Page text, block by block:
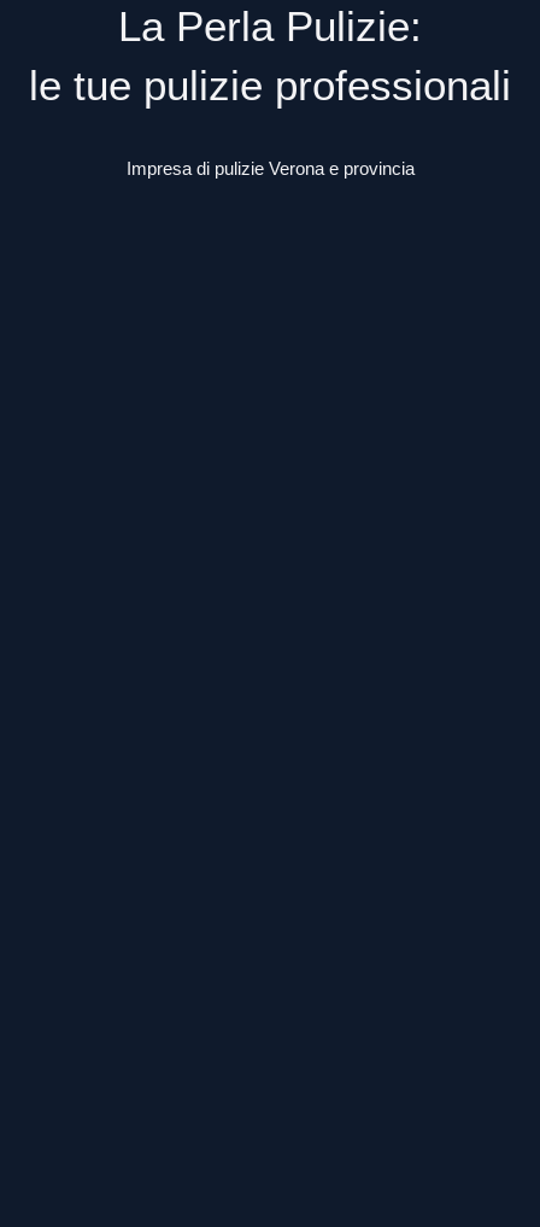
La Perla Pulizie:
le tue pulizie professionali
Impresa di pulizie Verona e provincia